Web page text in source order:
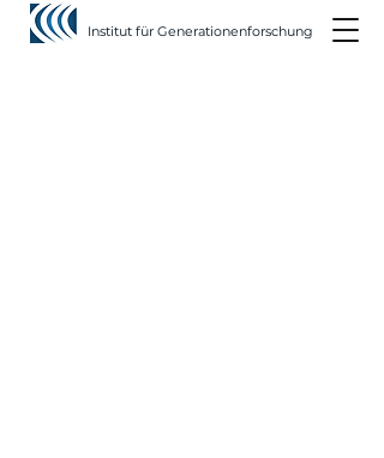
Institut für Generationenforschung